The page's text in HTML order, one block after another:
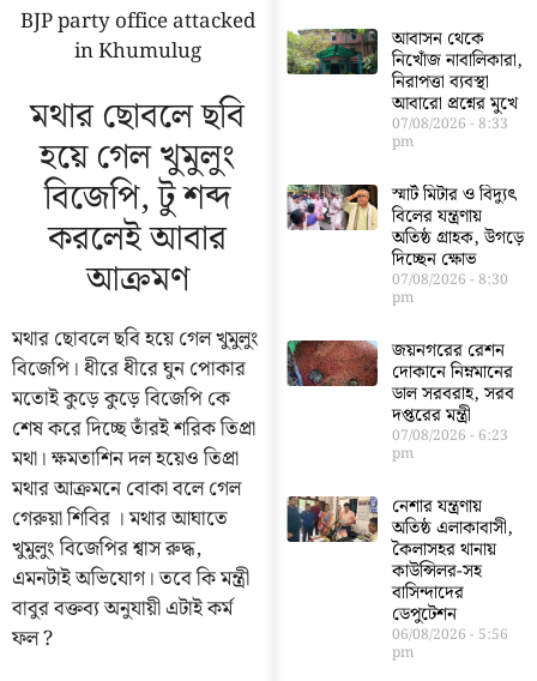
BJP party office attacked
in Khumulug
মথার ছোবলে ছবি
হয়ে গেল খুমুলুং
বিজেপি, টু শব্দ
করলেই আবার
আক্রমণ
মথার ছোবলে ছবি হয়ে গেল খুমুলুং
বিজেপি। ধীরে ধীরে ঘুন পোকার
মতোই কুড়ে কুড়ে বিজেপি কে
শেষ করে দিচ্ছে তাঁরই শরিক তিপ্রা
মথা। ক্ষমতাশিন দল হয়েও তিপ্রা
মথার আক্রমনে বোকা বলে গেল
গেরুয়া শিবির । মথার আঘাতে
খুমুলুং বিজেপির শ্বাস রুদ্ধ,
এমনটাই অভিযোগ। তবে কি মন্ত্রী
বাবুর বক্তব্য অনুযায়ী এটাই কর্ম
ফল ?
আবাসন থেকে
নিখোঁজ নাবালিকারা,
নিরাপত্তা ব্যবস্থা
আবারো প্রশ্নের মুখে
07/08/2026 8:33
pm
স্মার্ট মিটার ও বিদ্যুৎ
বিলের যন্ত্রণায়
অতিষ্ঠ গ্রাহক, উগড়ে
দিচ্ছেন ক্ষোভ
07/08/2026 8:30
pm
জয়নগরের রেশন
দোকানে নিম্নমানের
ডাল সরবরাহ, সরব
দপ্তরের মন্ত্রী
07/08/2026 6:23
pm
নেশার যন্ত্রণায়
অতিষ্ঠ এলাকাবাসী,
কৈলাসহর থানায়
কাউন্সিলর-সহ
বাসিন্দাদের
ডেপুটেশন
06/08/2026 5:56
pm